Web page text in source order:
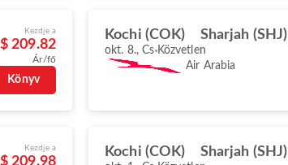
Kezdje a
209.82
Ár/fő
Könyv
Kochi (COK) Sharjah (SHJ)
okt. 8., Cs Közvetlen
Air Arabia
Kezdje a
209.98
Kochi (COK) Sharjah (SHJ)